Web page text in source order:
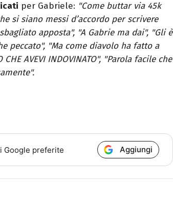
per Gabriele: "Come buttar via 45k
si siano messi d’accordo per scrivere
apposta", "A Gabrie ma dai", "Gli è
peccato", "Ma come diavolo ha fatto a
CHE AVEVI INDOVINATO", "Parola facile che
Google preferite Aggiungi